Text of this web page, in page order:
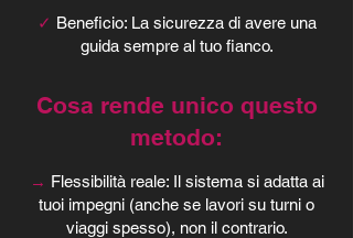
✓ Beneficio: La sicurezza di avere una
guida sempre al tuo fianco.
Cosa rende unico questo
metodo:
→ Flessibilità reale: Il sistema si adatta ai
tuoi impegni (anche se lavori su turni o
viaggi spesso), non il contrario.